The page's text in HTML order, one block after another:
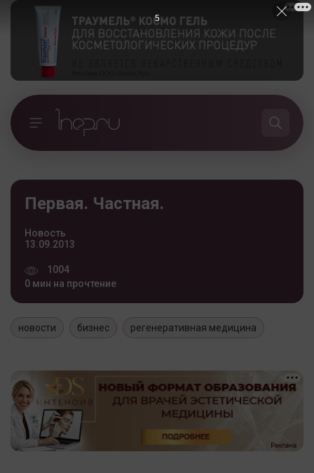
Первая. Частная.
Новость
13.09.2013
1004
0 мин на прочтение
новости бизнес регенеративная медицина
5